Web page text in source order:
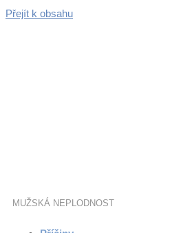
Přejít k obsahu
MUŽSKÁ NEPLODNOST